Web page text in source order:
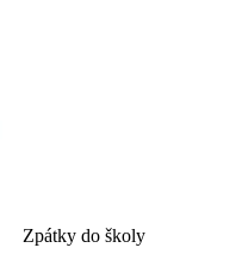
Zpátky do školy